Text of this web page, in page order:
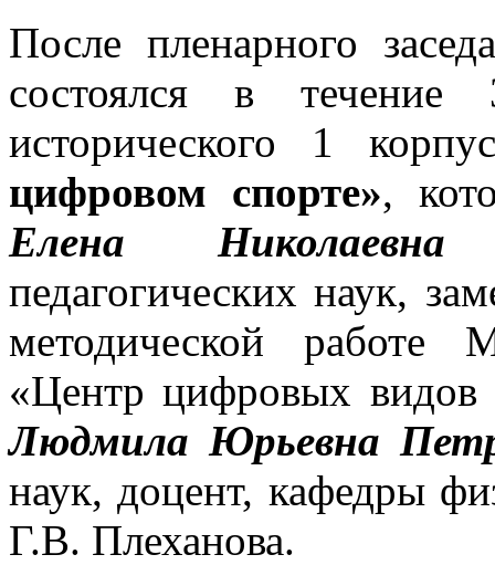
После пленарного
состоялся в
исторического 1
цифровом спорте»,
Елена Николаевна
педагогических наук,
методической
«Центр цифровых видов
Людмила Юрьевна
наук, доцент, кафедры
Г.В. Плеханова.